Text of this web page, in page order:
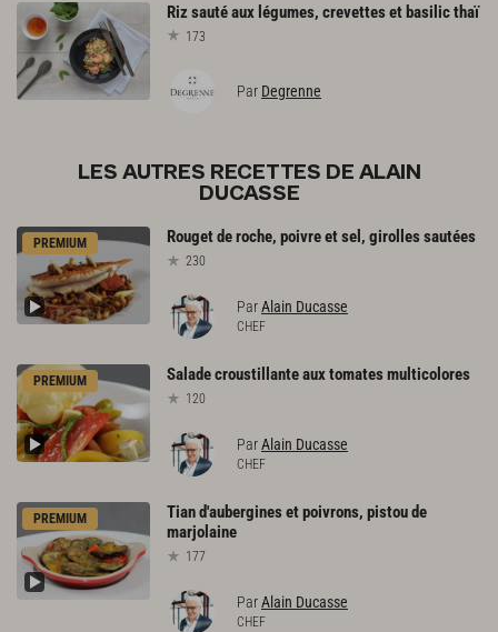
Rizsautéaux légumes, crevetteset basilicthaï
173
Par Degrenne
LES AUTRES RECETTES DE ALAIN
DUCASSE
PREMIUM Rougetderoche, poivreetsel, girollessautées
230
ParAlain Ducasse
CHEF
PREMIUM Saladecroustillanteauxtomatesmulticolores
120
ParAlain Ducasse
CHEF
PREMIUM Tiand'auberginesetpoivrons, pistoude
marjolaine
177
ParAlain Ducasse
CHEF